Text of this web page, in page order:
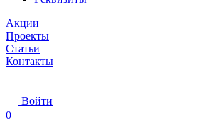
Акции
Проекты
Статьи
Контакты
Войти
0